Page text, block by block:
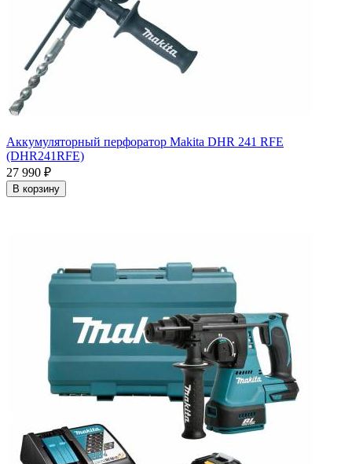
Аккумуляторный перфоратор Makita DHR 241 RFE
(DHR241RFE)
27 990 ₽
В корзину